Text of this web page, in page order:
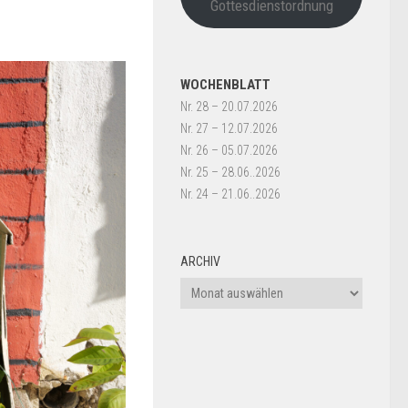
Gottesdienstordnung
WOCHENBLATT
Nr. 28 – 20.07.2026
Nr. 27 – 12.07.2026
Nr. 26 – 05.07.2026
Nr. 25 – 28.06..2026
Nr. 24 – 21.06..2026
ARCHIV
Archiv